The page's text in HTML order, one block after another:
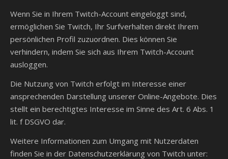
Wenn Sie in Ihrem Twitch-Account eingeloggt sind,
ermöglichen Sie Twitch, Ihr Surfverhalten direkt Ihrem
persönlichen Profil zuzuordnen. Dies können Sie
verhindern, indem Sie sich aus Ihrem Twitch-Account
ausloggen.
Die Nutzung von Twitch erfolgt im Interesse einer
ansprechenden Darstellung unserer Online-Angebote. Dies
stellt ein berechtigtes Interesse im Sinne des Art. 6 Abs. 1
lit. f DSGVO dar.
Weitere Informationen zum Umgang mit Nutzerdaten
finden Sie in der Datenschutzerklärung von Twitch unter: